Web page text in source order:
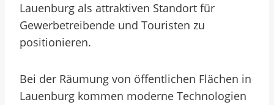
Lauenburg als attraktiven Standort für
Gewerbetreibende und Touristen zu
positionieren.
Bei der Räumung von öffentlichen Flächen in
Lauenburg kommen moderne Technologien